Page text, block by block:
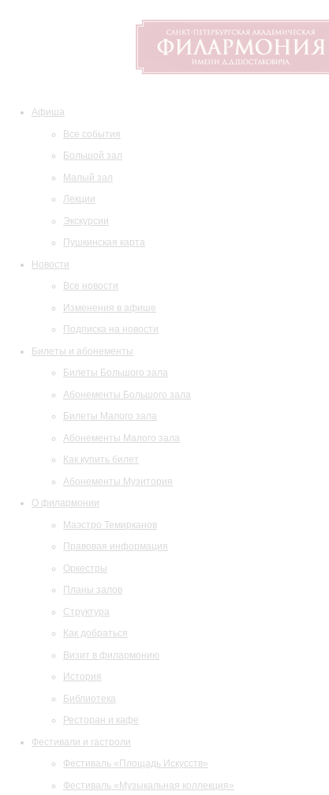
Афиша
Все события
Большой зал
Малый зал
Лекции
Экскурсии
Пушкинская карта
Новости
Все новости
Изменения в афише
Подписка на новости
Билеты и абонементы
Билеты Большого зала
Абонементы Большого зала
Билеты Малого зала
Абонементы Малого зала
Как купить билет
Абонементы Музитория
О филармонии
Маэстро Темирканов
Правовая информация
Оркестры
Планы залов
Структура
Как добраться
Визит в филармонию
История
Библиотека
Ресторан и кафе
Фестивали и гастроли
Фестиваль «Площадь Искусств»
Фестиваль «Музыкальная коллекция»